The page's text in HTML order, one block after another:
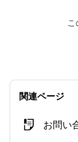
関連ページ
お問い